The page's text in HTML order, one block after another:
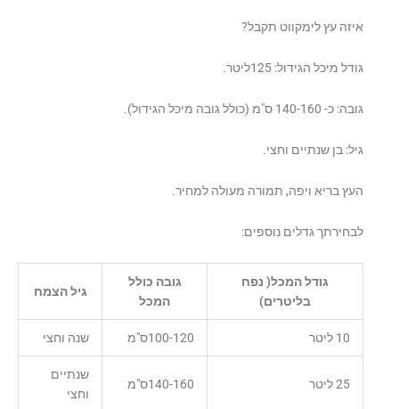
איזה עץ לימקווט תקבל?
גודל מיכל הגידול: 125ליטר.
גובה: כ- 140-160 ס"מ (כולל גובה מיכל הגידול).
גיל: בן שנתיים וחצי.
העץ בריא ויפה, תמורה מעולה למחיר.
לבחירתך גדלים נוספים:
גודל המכל( נפח
בליטרים)
גובה כולל
המכל
גיל הצמח
10 ליטר 100-120ס"מ שנה וחצי
25 ליטר 140-160ס"מ
שנתיים
וחצי